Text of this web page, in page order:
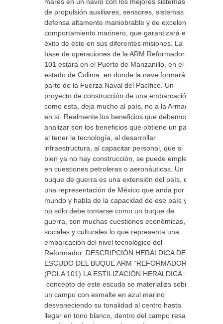
de propulsión auxiliares, sensores, sistemas de
defensa altamente maniobrable y de excelente
comportamiento marinero, que garantizará el
éxito de éste en sus diferentes misiones. La
base de operaciones de la ARM Reformador
101 estará en el Puerto de Manzanillo, en el
estado de Colima, en donde la nave formará
parte de la Fuerza Naval del Pacífico. Un
proyecto de construcción de una embarcación
como esta, deja mucho al país, no a la Armada
en sí. Realmente los beneficios que debemos
analizar son los beneficios que obtiene un país
al tener la tecnología, al desarrollar
infraestructura, al capacitar personal, que si
bien ya no hay construcción, se puede emplear
en cuestiones petroleras o aeronáuticas. Un
buque de guerra es una extensión del país, es
una representación de México que anda por el
mundo y habla de la capacidad de ese país y
no sólo debe tomarse como un buque de
guerra, son muchas cuestiones económicas,
sociales y culturales lo que representa una
embarcación del nivel tecnológico del
Reformador. DESCRIPCIÓN HERÁLDICA DE
ESCUDO DEL BUQUE ARM “REFORMADOR”
(POLA 101) LA ESTILIZACIÓN HERALDICA: El
concepto de este escudo se materializa sobre
un campo con esmalte en azul marino
desvaneciendo su tonalidad al centro hasta
llegar en tono blanco, dentro del campo resalta